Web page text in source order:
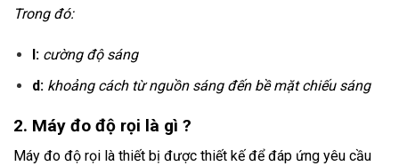
Trong đó:
I: cường độ sáng
d: khoảng cách từ nguồn sáng đến bề mặt chiếu sáng
2. Máy đo độ rọi là gì ?
Máy đo độ rọi là thiết bị được thiết kế để đáp ứng yêu cầu